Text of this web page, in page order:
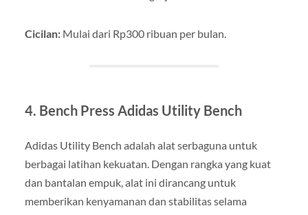
Cicilan:Mulai dari Rp300 ribuan per bulan.
4. Bench Press Adidas Utility Bench
Adidas Utility Bench adalah alat serbaguna untuk
berbagai latihan kekuatan. Dengan rangka yang kuat
dan bantalan empuk, alat ini dirancang untuk
memberikan kenyamanan dan stabilitas selama